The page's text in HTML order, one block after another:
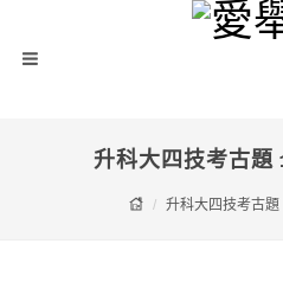
升科大四技考古題
升科大四技考古題